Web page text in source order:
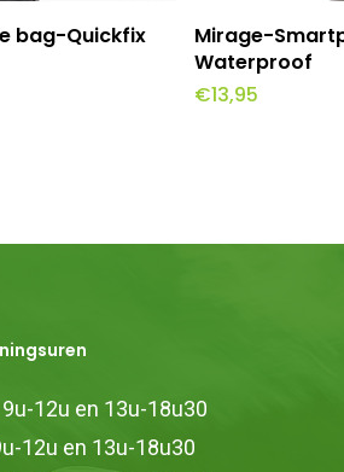
Winkelwagen
bag-Quickfix
Mirage-
Waterproof
€13,95
9u-12u en 13u-18u30
12u en 13u-18u30